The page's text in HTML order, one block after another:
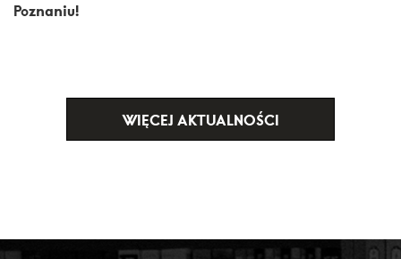
Poznaniu!
WIĘCEJ AKTUALNOŚCI